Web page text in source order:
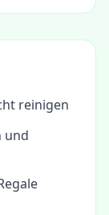
reinigen
und